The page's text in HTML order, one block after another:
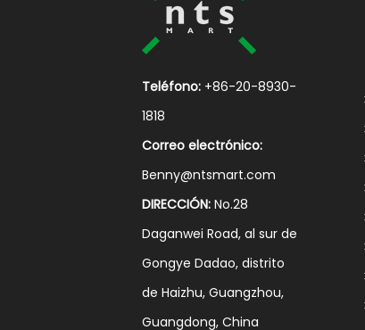
Teléfono: +86-20-8930-
1818
Correo electrónico:
Benny@ntsmart.com
DIRECCIÓN: No.28
Daganwei Road, al sur de
Gongye Dadao, distrito
de Haizhu, Guangzhou,
Guangdong, China